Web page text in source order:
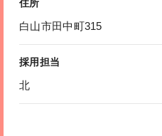
住所
白山市田中町315
採用担当
北